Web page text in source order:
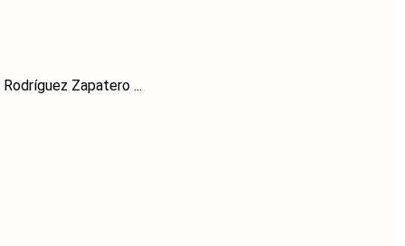
Zapatero ...